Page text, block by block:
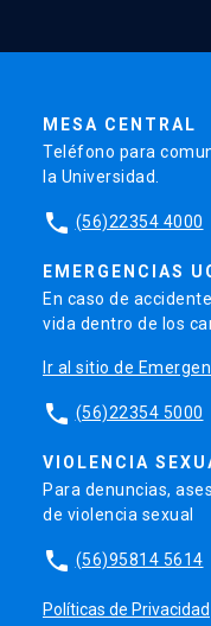
MESA CENTRAL
Teléfono para
la Universidad.
phone (56)22354 4000
EMERGENCIAS
En caso de
vida dentro de los
Ir al sitio de
phone (56)22354 5000
VIOLENCIA
Para denuncias,
de violencia sexual
phone (56)95814 5614
Políticas de Privacidad